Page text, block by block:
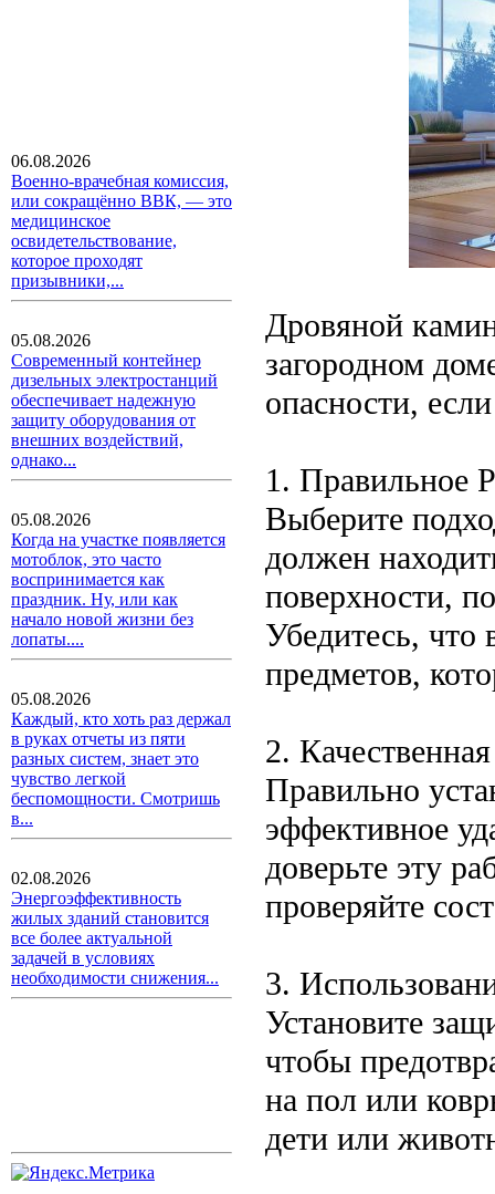
06.08.2026
Военно-врачебная комиссия,
или сокращённо ВВК, — это
медицинское
освидетельствование,
которое проходят
призывники,...
05.08.2026
Современный контейнер
дизельных электростанций
обеспечивает надежную
защиту оборудования от
внешних воздействий,
однако...
05.08.2026
Когда на участке появляется
мотоблок, это часто
воспринимается как
праздник. Ну, или как
начало новой жизни без
лопаты....
05.08.2026
Каждый, кто хоть раз держал
в руках отчеты из пяти
разных систем, знает это
чувство легкой
беспомощности. Смотришь
в...
02.08.2026
Энергоэффективность
жилых зданий становится
все более актуальной
задачей в условиях
необходимости снижения...
Дровяной
загородном
опасности,
1. Правильное
Выберите
должен
поверхности,
Убедитесь, что
предметов,
2.
Правильно
эффективное
доверьте эту
проверяйте
3.
Установите
чтобы
на пол или
дети или